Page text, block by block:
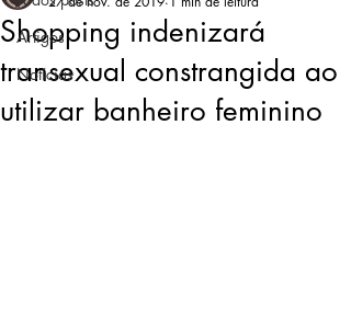
Artigos
Notícias
Shopping indenizará
transexual constrangida ao
utilizar banheiro feminino